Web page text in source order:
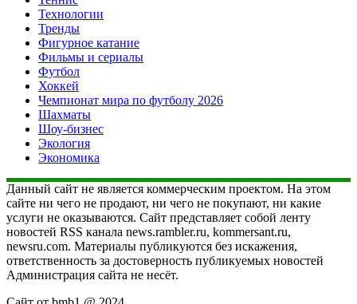
Технологии
Тренды
Фигурное катание
Фильмы и сериалы
Футбол
Хоккей
Чемпионат мира по футболу 2026
Шахматы
Шоу-бизнес
Экология
Экономика
Данный сайт не является коммерческим проектом. На этом
сайте ни чего не продают, ни чего не покупают, ни какие
услуги не оказываются. Сайт представляет собой ленту
новостей RSS канала news.rambler.ru, kommersant.ru,
newsru.com. Материалы публикуются без искажения,
ответственность за достоверность публикуемых новостей
Администрация сайта не несёт.